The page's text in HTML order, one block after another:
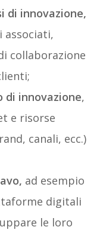
di innovazione,
associati,
collaborazione
di innovazione,
e risorse
canali, ecc.)
ad esempio
digitali
le loro